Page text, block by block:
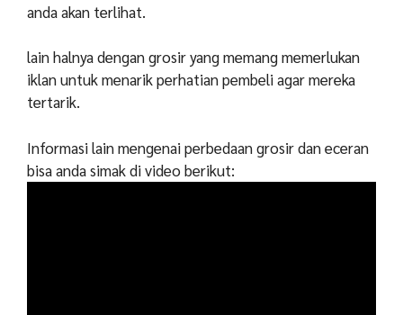
anda akan terlihat.
lain halnya dengan grosir yang memang memerlukan
iklan untuk menarik perhatian pembeli agar mereka
tertarik.
Informasi lain mengenai perbedaan grosir dan eceran
bisa anda simak di video berikut: